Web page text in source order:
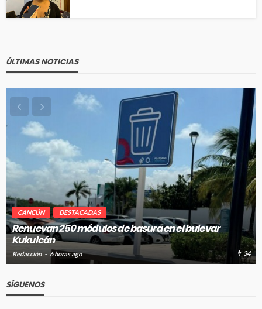
ÚLTIMAS NOTICIAS
CANCÚN DESTACADAS
Renuevan 250 módulos de basura en el bulevar
Kukulcán
Redacción 6 horas ago 34
SÍGUENOS